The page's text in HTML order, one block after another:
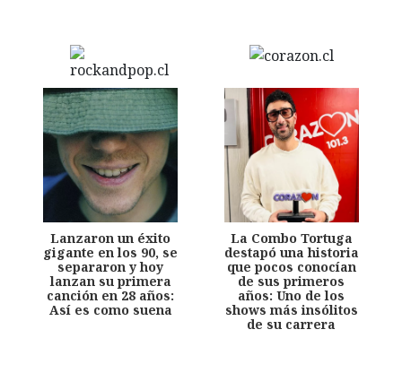
Lanzaron un éxito
gigante en los 90, se
separaron y hoy
lanzan su primera
canción en 28 años:
Así es como suena
La Combo Tortuga
destapó una historia
que pocos conocían
de sus primeros
años: Uno de los
shows más insólitos
de su carrera